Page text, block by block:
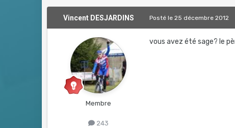
Vincent DESJARDINS
Membre
243
Postéle 25 décembre 2012
vous avez été sage? le